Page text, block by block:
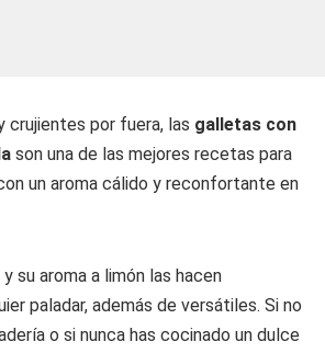
crujientes por fuera, las galletas con
son una de las mejores recetas para
un aroma cálido y reconfortante en
su aroma a limón las hacen
paladar, además de versátiles. Si no
o si nunca has cocinado un dulce